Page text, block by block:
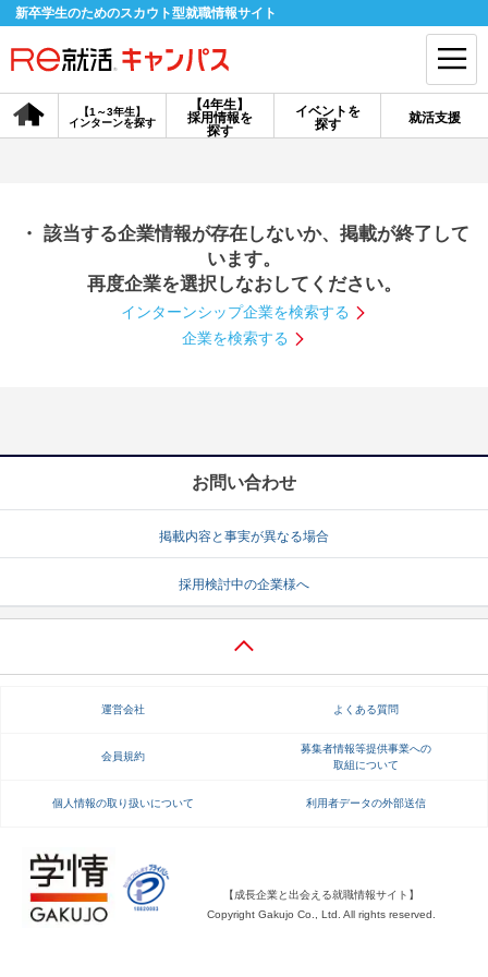
新卒学生のためのスカウト型就職情報サイト
【4年生】
採用情報を
探す
【1～3年生】
インターンを探す
イベントを
探す
就活支援
会員登録 ログイン
探す
【4年生】
説明会を探す
インターンを探す
就活ノウハウ・サポート
就活支援
就活ノウハウが満載！ お役立ち記事・相談室など
適職診断 就活チャンネル
・ 該当する企業情報が存在しないか、掲載が終了して
います。
再度企業を選択しなおしてください。
インターンシップ企業を検索する
企業を検索する
お問い合わせ
掲載内容と事実が異なる場合
採用検討中の企業様へ
運営会社 よくある質問
会員規約
募集者情報等提供事業への
取組について
個人情報の取り扱いについて 利用者データの外部送信
【成長企業と出会える就職情報サイト】
Copyright Gakujo Co., Ltd. All rights reserved.